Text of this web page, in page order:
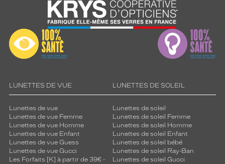
LUNETTES DE VUE
Lunettes de vue
Lunettes de vue Femme
Lunettes de vue Homme
Lunettes de vue Enfant
Lunettes de vue Guess
Lunettes de vue Gucci
Les Forfaits [K] à partir de 39€ -
LUNETTES DE SOLEIL
Lunettes de soleil
Lunettes de soleil Femme
Lunettes de soleil Homme
Lunettes de soleil Enfant
Lunettes de soleil bébé
Lunettes de soleil Ray-Ban
Lunettes de soleil Gucci